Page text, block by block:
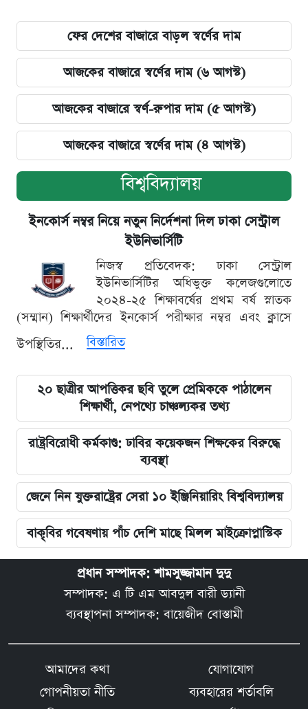
ফের দেশের বাজারে বাড়ল স্বর্ণের দাম
আজকের বাজারে স্বর্ণের দাম (৬ আগস্ট)
আজকের বাজারে স্বর্ণ-রুপার দাম (৫ আগস্ট)
আজকের বাজারে স্বর্ণের দাম (৪ আগস্ট)
বিশ্ববিদ্যালয়
ইনকোর্স নম্বর নিয়ে নতুন নির্দেশনা দিল ঢাকা সেন্ট্রাল
ইউনিভার্সিটি
নিজস্ব প্রতিবেদক: ঢাকা সেন্ট্রাল
ইউনিভার্সিটির অধিভুক্ত কলেজগুলোতে
২০২৪-২৫ শিক্ষাবর্ষের প্রথম বর্ষ স্নাতক
(সম্মান) শিক্ষার্থীদের ইনকোর্স পরীক্ষার নম্বর এবং ক্লাসে
উপস্থিতির...
বিস্তারিত
২০ ছাত্রীর আপত্তিকর ছবি তুলে প্রেমিককে পাঠালেন
শিক্ষার্থী, নেপথ্যে চাঞ্চল্যকর তথ্য
রাষ্ট্রবিরোধী কর্মকাণ্ড: ঢাবির কয়েকজন শিক্ষকের বিরুদ্ধে
ব্যবস্থা
জেনে নিন যুক্তরাষ্ট্রের সেরা ১০ ইঞ্জিনিয়ারিং বিশ্ববিদ্যালয়
বাকৃবির গবেষণায় পাঁচ দেশি মাছে মিলল মাইক্রোপ্লাস্টিক
প্রধান সম্পাদক: শামসুজ্জামান দুদু
সম্পাদক: এ টি এম আবদুল বারী ড্যানী
ব্যবস্থাপনা সম্পাদক: বায়েজীদ বোস্তামী
আমাদের কথা
যোগাযোগ
গোপনীয়তা নীতি
ব্যবহারের শর্তাবলি